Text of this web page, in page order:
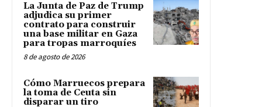
La Junta de Paz de Trump
adjudica su primer
contrato para construir
una base militar en Gaza
para tropas marroquíes
8 de agosto de 2026
Cómo Marruecos prepara
la toma de Ceuta sin
disparar un tiro